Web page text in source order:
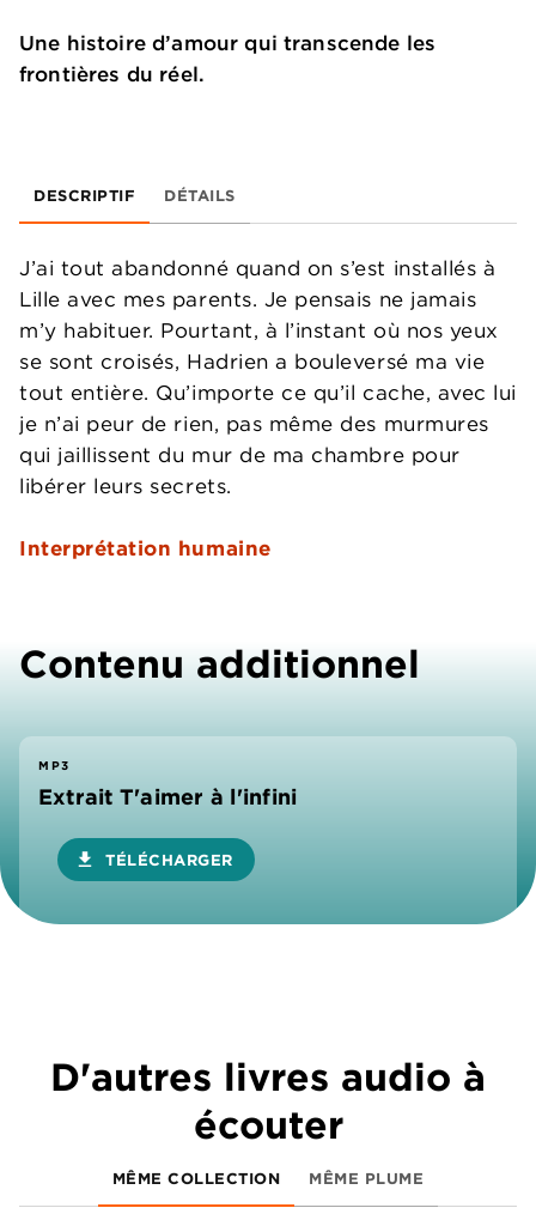
Une histoire d’amour qui transcende les
frontières du réel.
DESCRIPTIF DÉTAILS
J’ai tout abandonné quand on s’est installés à
Lille avec mes parents. Je pensais ne jamais
m’y habituer. Pourtant, à l’instant où nos yeux
se sont croisés, Hadrien a bouleversé ma vie
tout entière. Qu’importe ce qu’il cache, avec lui
je n’ai peur de rien, pas même des murmures
qui jaillissent du mur de ma chambre pour
libérer leurs secrets.
Interprétation humaine
Contenu additionnel
MP3
Extrait T'aimer à l'infini
download TÉLÉCHARGER
D'autres livres audio à
écouter
MÊME COLLECTION MÊME PLUME